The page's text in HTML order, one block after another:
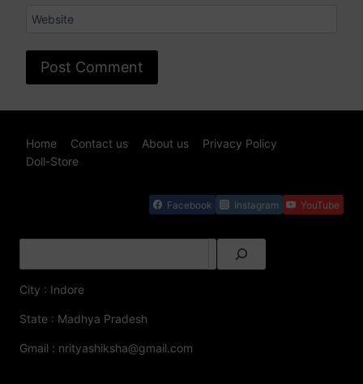
Website
Home Contact us About us
Privacy Policy
Doll-Store
Facebook Instagram YouTube
City : Indore
State : Madhya Pradesh
Gmail : nrityashiksha@gmail.com